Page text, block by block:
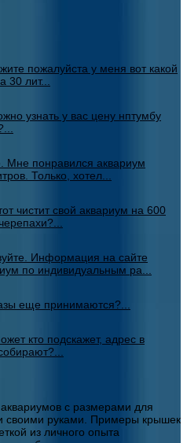
пожалуйста у меня вот какой
30 лит...
узнать у вас цену нптумбу
Мне понравился аквариум
Только, хотел...
чистит свой аквариум на 600
Информация на сайте
по индивидуальным ра...
еще принимаются?...
кто подскажет, адрес в
с размерами для
своими руками. Примеры крышек
из личного опыта